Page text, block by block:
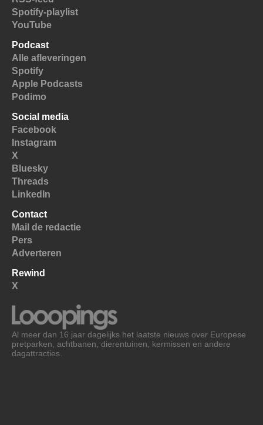
Spotify-playlist
YouTube
Podcast
Alle afleveringen
Spotify
Apple Podcasts
Podimo
Social media
Facebook
Instagram
X
Bluesky
Threads
LinkedIn
Contact
Mail de redactie
Pers
Adverteren
Rewind
X
Al meer dan 16 jaar dagelijks het laatste nieuws over Europese
pretparken, achtbanen, dierentuinen, kermissen en andere
dagattracties.